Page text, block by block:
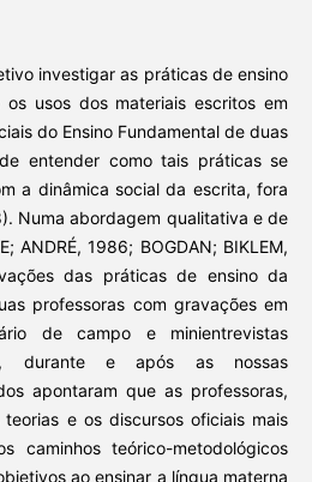
investigar as práticas de ensino
usos dos materiais escritos em
do Ensino Fundamental de duas
entender como tais práticas se
a dinâmica social da escrita, fora
Numa abordagem qualitativa e de
ANDRÉ, 1986; BOGDAN; BIKLEM,
das práticas de ensino da
professoras com gravações em
de campo e minientrevistas
durante e após as nossas
apontaram que as professoras,
e os discursos oficiais mais
caminhos teórico-metodológicos
ao ensinar a língua materna